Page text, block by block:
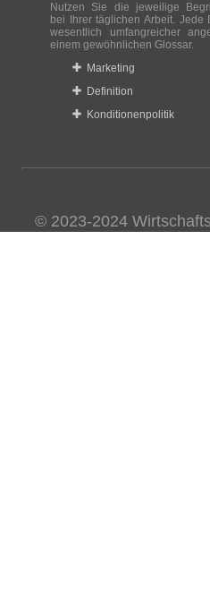
Nutzen Sie die jeweilige
bei Ihrer täglichen Arbeit. Jede
wesentlich umfangreicher
einem gewöhnlichen Glossar.
Marketing
Definition
Konditionenpolitik
© 2023-2024